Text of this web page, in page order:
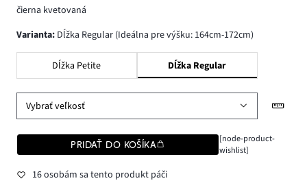
čierna kvetovaná
varianta: Dĺžka Regular (Ideálna pre výšku: 164cm-172cm)
Dĺžka Petite Dĺžka Regular
Vybrať veľkosť
PRIDAŤ DO KOŠÍKA
[node-product-
wishlist]
16 osobám sa tento produkt páči